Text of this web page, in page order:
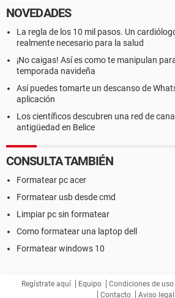
NOVEDADES
La regla de los 10 mil pasos. Un
realmente necesario para la salud
¡No caigas! Así es como te manipulan
temporada navideña
Así puedes tomarte un descanso de
aplicación
Los científicos descubren una red de
antigüedad en Belice
CONSULTA TAMBIÉN
Formatear pc acer
Formatear usb desde cmd
Limpiar pc sin formatear
Como formatear una laptop dell
Formatear windows 10
Regístrate aquí Equipo Condiciones de uso
Contacto
Aviso legal